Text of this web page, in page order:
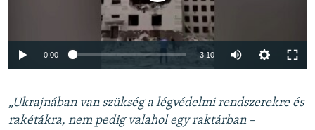
Auto 240p 360p 480p
0:00 3:10
360p
480p
„Ukrajnában van szükség a légvédelmi rendszerekre és
rakétákra, nem pedig valahol egy raktárban –